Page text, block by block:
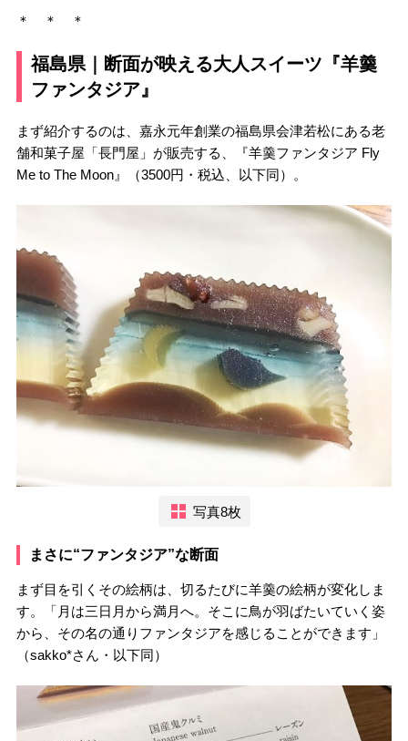
＊ ＊ ＊
福島県｜断面が映える大人スイーツ『羊羹
ファンタジア』
まず紹介するのは、嘉永元年創業の福島県会津若松にある老
舗和菓子屋「長門屋」が販売する、『羊羹ファンタジア Fly
Me to The Moon』（3500円・税込、以下同）。
写真8枚
まさに“ファンタジア”な断面
まず目を引くその絵柄は、切るたびに羊羹の絵柄が変化しま
す。「月は三日月から満月へ。そこに鳥が羽ばたいていく姿
から、その名の通りファンタジアを感じることができます」
（sakko*さん・以下同）